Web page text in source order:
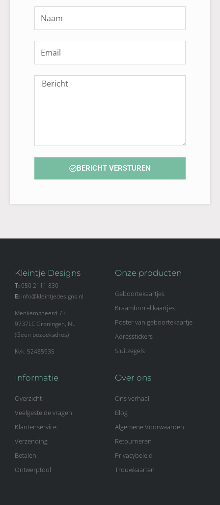
Bericht
BERICHT VERSTUREN
Kleintje Designs
T:050 2111 830
E: info@kleintjedesigns.nl
Menkemaheerd 73
9737LC Groningen, NL
(Geen bezoekadres)
Kvk: 52485935
Onze producten
Geboortekaartjes
Kraamborrel kaartjes
Poster van geboortekaartje
Adresstickers
Sluitzegels
Informatie
Overzicht
Veelgestelde vragen
Klantenservice
Verzending
Betalen
Ontwerptool
Over ons
Ons verhaal
Blog
Algemene Voorwaarden
Retourneren
Privacybeleid
Trouwkaarten